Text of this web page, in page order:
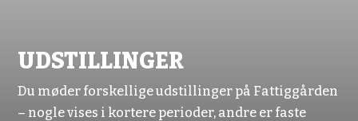
UDSTILLINGER
Du møder forskellige udstillinger på Fattiggården
– nogle vises i kortere perioder, andre er faste